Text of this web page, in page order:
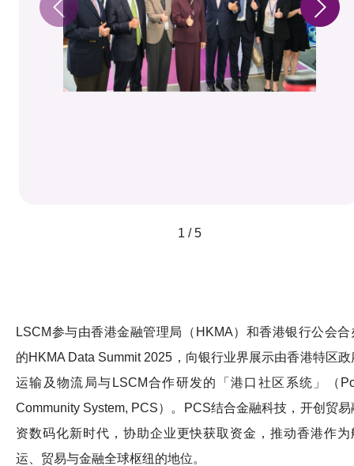
1 / 5
LSCM参与由香港金融管理局（HKMA）和香港银行公会合
的HKMA Data Summit 2025，向银行业界展示由香港特区政
运输及物流局与LSCM合作研发的「港口社区系统」（
Community System, PCS）。
PCS结合金融科技，开创贸易
资数码化新时代，协助企业更快获取资金，推动香港作为
运、贸易与金融全球枢纽的地位。